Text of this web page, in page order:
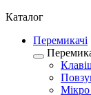
Каталог
Перемикачі
Мікро